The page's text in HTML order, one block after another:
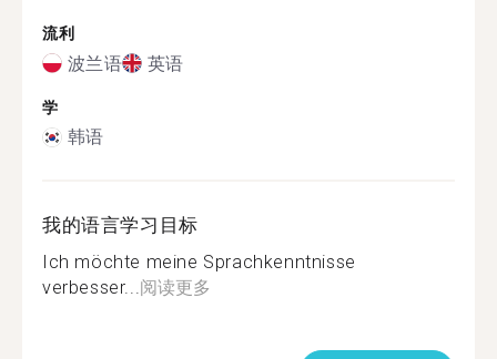
流利
波兰语 英语
学
韩语
我的语言学习目标
Ich möchte meine Sprachkenntnisse
verbesser...阅读更多